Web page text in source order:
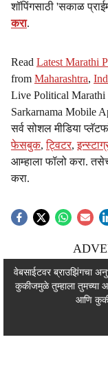
शॉपिंगसाठी 'सकाळ
करा.
Read Latest Marathi
from Maharashtra,
Live Political
Sarkarnama Mobile
सर्व सोशल मीडिया
फेसबुक,ट्विटर,
आम्हाला फॉलो करा.
करा.
वेबसाईटवर ब्राउझिंगचा
कुकीजमुळे तुम्हाला तुमच्या
आणि